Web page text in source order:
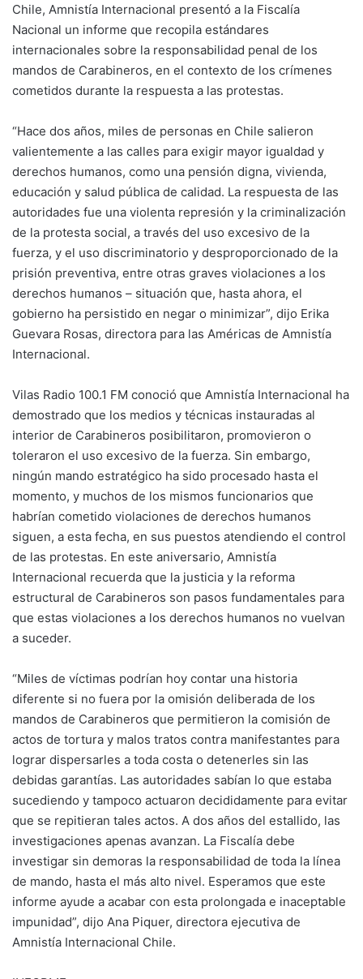
Chile, Amnistía Internacional presentó a la Fiscalía
Nacional un informe que recopila estándares
internacionales sobre la responsabilidad penal de los
mandos de Carabineros, en el contexto de los crímenes
cometidos durante la respuesta a las protestas.
“Hace dos años, miles de personas en Chile salieron
valientemente a las calles para exigir mayor igualdad y
derechos humanos, como una pensión digna, vivienda,
educación y salud pública de calidad. La respuesta de las
autoridades fue una violenta represión y la criminalización
de la protesta social, a través del uso excesivo de la
fuerza, y el uso discriminatorio y desproporcionado de la
prisión preventiva, entre otras graves violaciones a los
derechos humanos – situación que, hasta ahora, el
gobierno ha persistido en negar o minimizar”, dijo Erika
Guevara Rosas, directora para las Américas de Amnistía
Internacional.
Vilas Radio 100.1 FM conoció que Amnistía Internacional ha
demostrado que los medios y técnicas instauradas al
interior de Carabineros posibilitaron, promovieron o
toleraron el uso excesivo de la fuerza. Sin embargo,
ningún mando estratégico ha sido procesado hasta el
momento, y muchos de los mismos funcionarios que
habrían cometido violaciones de derechos humanos
siguen, a esta fecha, en sus puestos atendiendo el control
de las protestas. En este aniversario, Amnistía
Internacional recuerda que la justicia y la reforma
estructural de Carabineros son pasos fundamentales para
que estas violaciones a los derechos humanos no vuelvan
a suceder.
“Miles de víctimas podrían hoy contar una historia
diferente si no fuera por la omisión deliberada de los
mandos de Carabineros que permitieron la comisión de
actos de tortura y malos tratos contra manifestantes para
lograr dispersarles a toda costa o detenerles sin las
debidas garantías. Las autoridades sabían lo que estaba
sucediendo y tampoco actuaron decididamente para evitar
que se repitieran tales actos. A dos años del estallido, las
investigaciones apenas avanzan. La Fiscalía debe
investigar sin demoras la responsabilidad de toda la línea
de mando, hasta el más alto nivel. Esperamos que este
informe ayude a acabar con esta prolongada e inaceptable
impunidad”, dijo Ana Piquer, directora ejecutiva de
Amnistía Internacional Chile.